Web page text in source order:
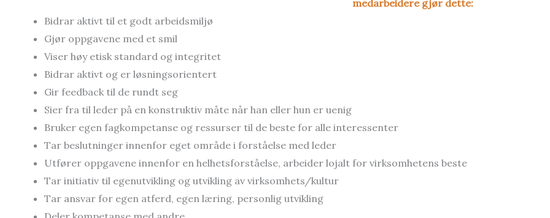
medarbeidere gjør dette:
Bidrar aktivt til et godt arbeidsmiljø
Gjør oppgavene med et smil
Viser høy etisk standard og integritet
Bidrar aktivt og er løsningsorientert
Gir feedback til de rundt seg
Sier fra til leder på en konstruktiv måte når han eller hun er uenig
Bruker egen fagkompetanse og ressurser til de beste for alle interessenter
Tar beslutninger innenfor eget område i forståelse med leder
Utfører oppgavene innenfor en helhetsforståelse, arbeider lojalt for virksomhetens beste
Tar initiativ til egenutvikling og utvikling av virksomhets/kultur
Tar ansvar for egen atferd, egen læring, personlig utvikling